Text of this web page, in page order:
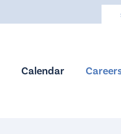
Calendar